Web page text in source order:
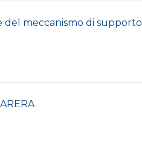
del meccanismo di supporto